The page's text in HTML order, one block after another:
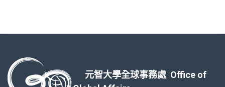
元智大學全球事務處 Office of